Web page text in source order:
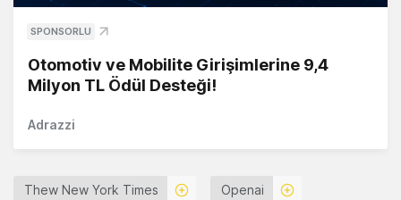
SPONSORLU
Otomotiv ve Mobilite Girişimlerine 9,4
Milyon TL Ödül Desteği!
Adrazzi
Thew New York Times Openai